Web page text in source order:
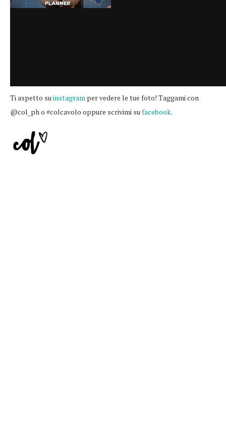
Ti aspetto suinstagram per vedere le tue foto! Taggami con
@col_ph o #colcavolo oppure scrivimi sufacebook.